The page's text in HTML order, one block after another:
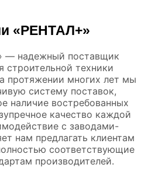
«РЕНТАЛ+»
— надежный поставщик
строительной техники
протяжении многих лет мы
систему поставок,
наличие востребованных
качество каждой
с заводами-
нам предлагать клиентам
соответствующие
производителей.